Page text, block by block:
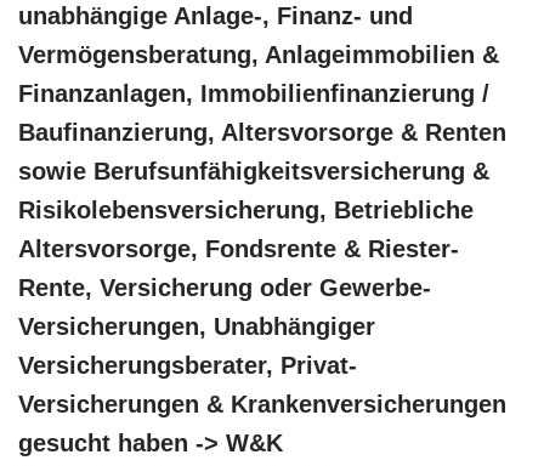
unabhängige Anlage-, Finanz- und
Vermögensberatung, Anlageimmobilien &
Finanzanlagen, Immobilienfinanzierung /
Baufinanzierung, Altersvorsorge & Renten
sowie Berufsunfähigkeitsversicherung &
Risikolebensversicherung, Betriebliche
Altersvorsorge, Fondsrente & Riester-
Rente, Versicherung oder Gewerbe-
Versicherungen, Unabhängiger
Versicherungsberater, Privat-
Versicherungen & Krankenversicherungen
gesucht haben -> W&K